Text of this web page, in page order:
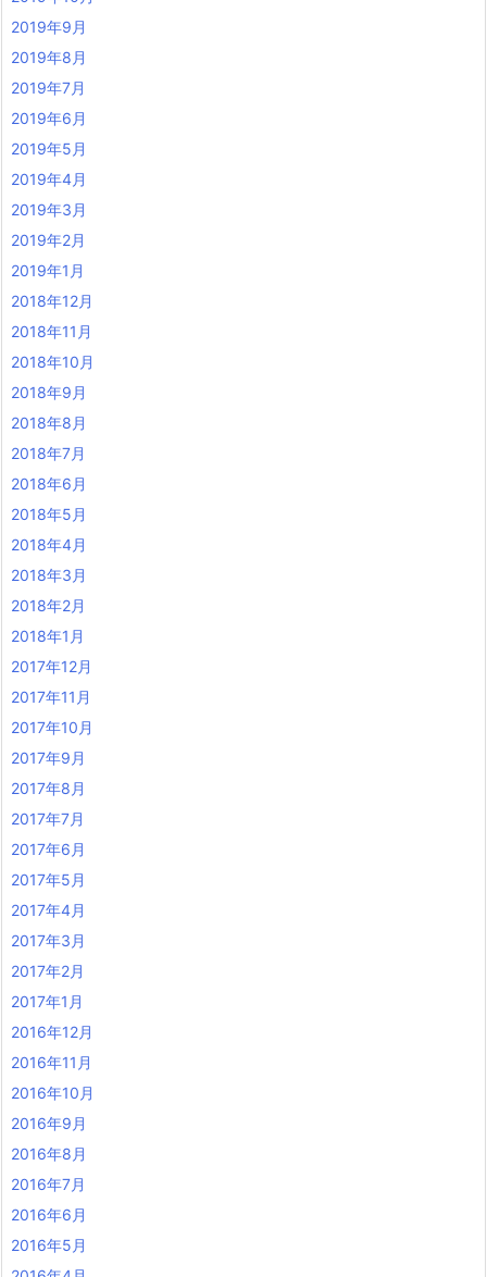
2019年9月
2019年8月
2019年7月
2019年6月
2019年5月
2019年4月
2019年3月
2019年2月
2019年1月
2018年12月
2018年11月
2018年10月
2018年9月
2018年8月
2018年7月
2018年6月
2018年5月
2018年4月
2018年3月
2018年2月
2018年1月
2017年12月
2017年11月
2017年10月
2017年9月
2017年8月
2017年7月
2017年6月
2017年5月
2017年4月
2017年3月
2017年2月
2017年1月
2016年12月
2016年11月
2016年10月
2016年9月
2016年8月
2016年7月
2016年6月
2016年5月